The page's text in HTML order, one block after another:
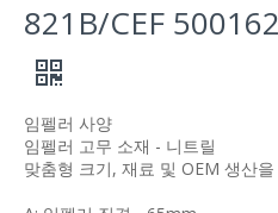
821B/CEF
임펠러 사양
임펠러 고무 소재 - 니트릴
맞춤형 크기, 재료 및 OEM 생산